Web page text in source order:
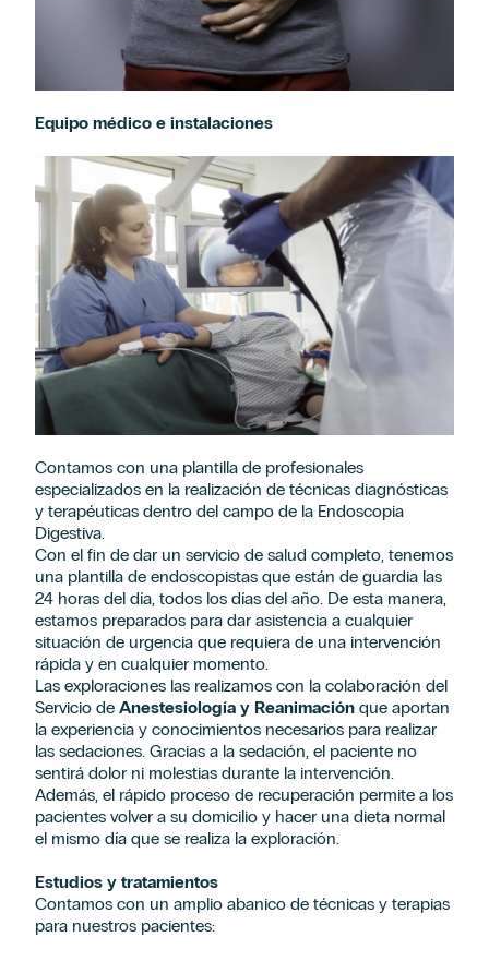
Equipo médico e instalaciones
Contamos con una plantilla de profesionales
especializados en la realización de técnicas diagnósticas
y terapéuticas dentro del campo de la Endoscopia
Digestiva.
Con el fin de dar un servicio de salud completo, tenemos
una plantilla de endoscopistas que están de guardia las
24 horas del día, todos los días del año. De esta manera,
estamos preparados para dar asistencia a cualquier
situación de urgencia que requiera de una intervención
rápida y en cualquier momento.
Las exploraciones las realizamos con la colaboración del
Servicio de Anestesiología y Reanimación que aportan
la experiencia y conocimientos necesarios para realizar
las sedaciones. Gracias a la sedación, el paciente no
sentirá dolor ni molestias durante la intervención.
Además, el rápido proceso de recuperación permite a los
pacientes volver a su domicilio y hacer una dieta normal
el mismo día que se realiza la exploración.
Estudios y tratamientos
Contamos con un amplio abanico de técnicas y terapias
para nuestros pacientes: